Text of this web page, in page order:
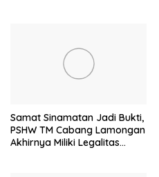
Samat Sinamatan Jadi Bukti,
PSHW TM Cabang Lamongan
Akhirnya Miliki Legalitas